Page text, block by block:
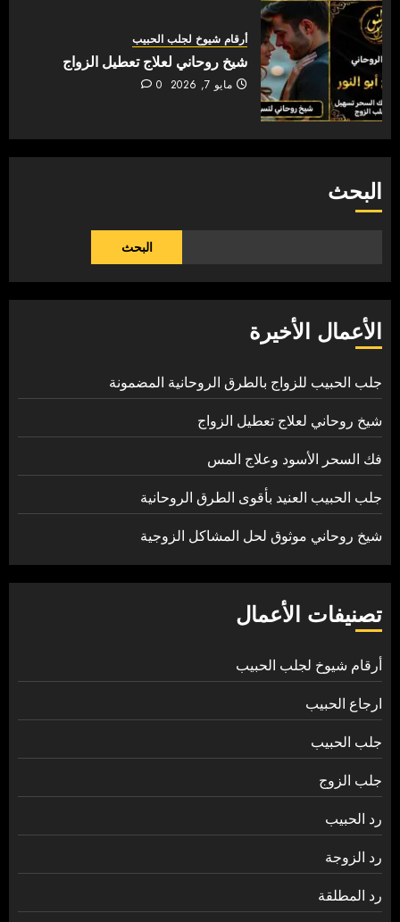
أرقام شيوخ لجلب الحبيب
شيخ روحاني لعلاج تعطيل الزواج
مايو 7, 2026 0
البحث
البحث
الأعمال الأخيرة
جلب الحبيب للزواج بالطرق الروحانية المضمونة
شيخ روحاني لعلاج تعطيل الزواج
فك السحر الأسود وعلاج المس
جلب الحبيب العنيد بأقوى الطرق الروحانية
شيخ روحاني موثوق لحل المشاكل الزوجية
تصنيفات الأعمال
أرقام شيوخ لجلب الحبيب
ارجاع الحبيب
جلب الحبيب
جلب الزوج
رد الحبيب
رد الزوجة
رد المطلقة